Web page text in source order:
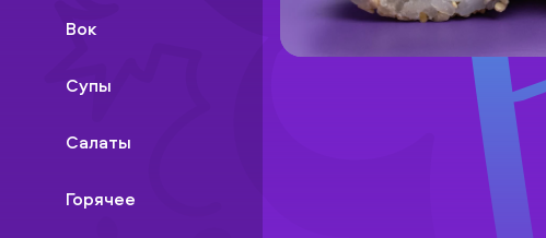
Вок
Супы
Салаты
Горячее